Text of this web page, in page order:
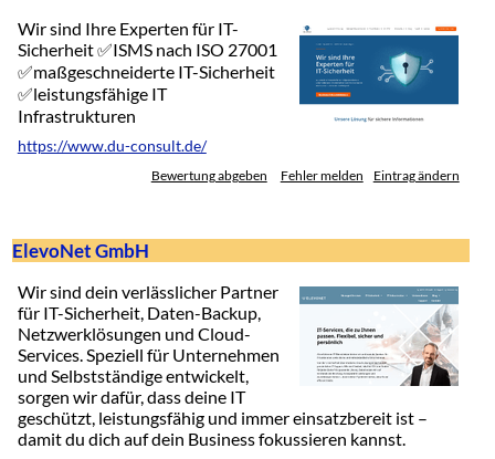
Wir sind Ihre Experten für IT-
Sicherheit ✅ISMS nach ISO 27001
✅maßgeschneiderte IT-Sicherheit
✅leistungsfähige IT
Infrastrukturen
https://www.du-consult.de/
Bewertung abgeben Fehler melden Eintrag ändern
ElevoNet GmbH
Wir sind dein verlässlicher Partner
für IT-Sicherheit, Daten-Backup,
Netzwerklösungen und Cloud-
Services. Speziell für Unternehmen
und Selbstständige entwickelt,
sorgen wir dafür, dass deine IT
geschützt, leistungsfähig und immer einsatzbereit ist –
damit du dich auf dein Business fokussieren kannst.